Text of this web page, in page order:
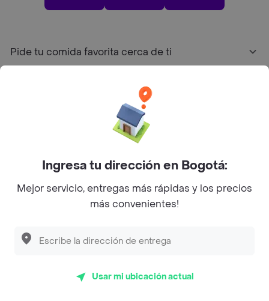
Pide tu comida favorita cerca de ti
Sobre Rappi
Facebook
TwitterInstagram
Ingresa tu dirección en Bogotá:
Mejor servicio, entregas más rápidas y los precios
más convenientes!
Usar mi ubicación actual